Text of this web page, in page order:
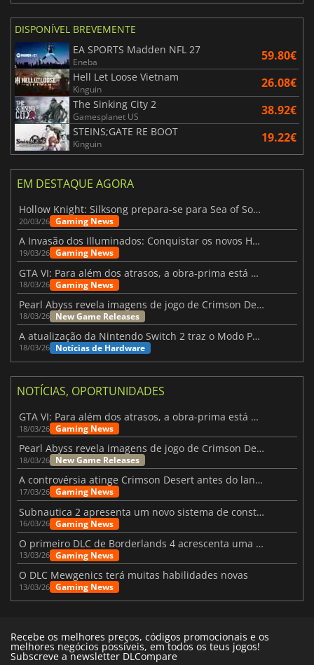
DISPONÍVEL BREVEMENTE
EA SPORTS Madden NFL 27
Eneba 59.80€
Hell Let Loose Vietnam
Kinguin 26.08€
The Sinking City 2
Gamesplanet US 38.92€
STEINS;GATE RE BOOT
Kinguin 19.22€
EM DESTAQUE AGORA
Hollow Knight: Silksong prepara-se para Sea of Sorrow com um patch
20/03/26 Gaming News
A Invasão dos Illuminados: Conquistar os novos Helldivers 2 Atualização!
19/03/26 Gaming News
GTA VI: Para além dos atrasos, a obra-prima está quase a chegar
18/03/26 Gaming News
Pearl Abyss revela imagens de jogo de Crimson Desert para a PS5
18/03/26 New Game Releases
A atualização da Nintendo Switch 2 traz o Modo Portátil aos jogos mais antigos da Switch
18/03/26 Notícias de Hardware
NOTÍCIAS, OPORTUNIDADES
GTA VI: Para além dos atrasos, a obra-prima está quase a chegar
18/03/26 Gaming News
Pearl Abyss revela imagens de jogo de Crimson Desert para a PS5
18/03/26 New Game Releases
A controvérsia atinge Crimson Desert antes do lançamento
17/03/26 Gaming News
Subnautica 2 apresenta um novo sistema de construção de bases
16/03/26 Gaming News
O primeiro DLC de Borderlands 4 acrescenta uma nova personagem e muito mais
13/03/26 Gaming News
O DLC Mewgenics terá muitas habilidades novas
13/03/26 Gaming News
Recebe os melhores preços, códigos promocionais e os
melhores negócios possíveis, em todos os teus jogos!
Subscreve a newsletter DLCompare